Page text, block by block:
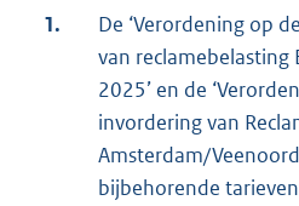
1.
De ‘Verordening op
van reclamebelasting
2025’ en de
invordering van
Amsterdam/
bijbehorende